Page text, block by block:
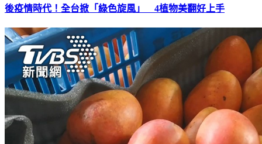
後疫情時代！全台掀「綠色旋風」 4植物美翻好上手